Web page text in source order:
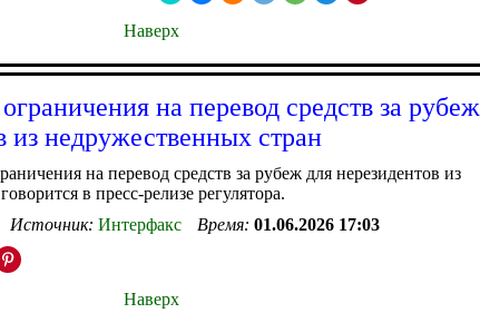
Наверх
на перевод средств за рубеж
из недружественных стран
на перевод средств за рубеж для нерезидентов из
в пресс-релизе регулятора.
Источник: Интерфакс Время: 01.06.2026 17:03
Наверх